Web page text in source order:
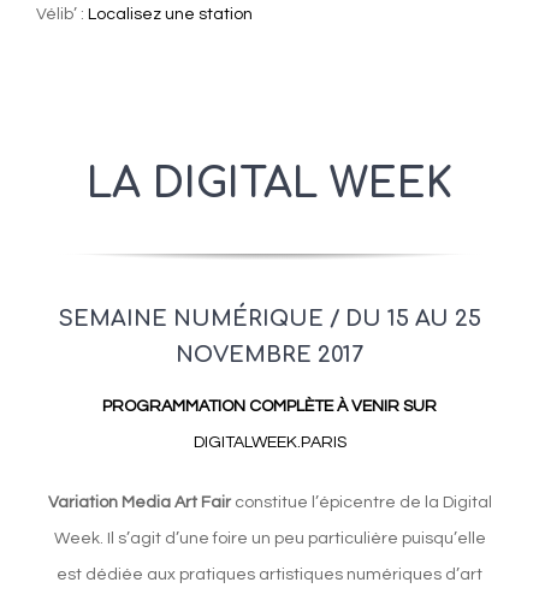
Vélib’ : Localisez une station
LA DIGITAL WEEK
SEMAINE NUMÉRIQUE / DU 15 AU 25
NOVEMBRE 2017
PROGRAMMATION COMPLÈTE À VENIR SUR
DIGITALWEEK.PARIS
Variation Media Art Fairconstitue l’épicentre de la Digital
Week. Il s’agit d’une foire un peu particulière puisqu’elle
est dédiée aux pratiques artistiques numériques d’art